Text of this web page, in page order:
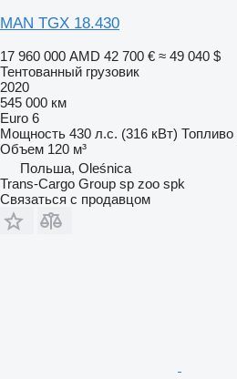
MAN TGX 18.430
17 960 000 AMD 42 700 € ≈ 49 040 $
Тентованный грузовик
2020
545 000 км
Euro 6
Мощность 430 л.с. (316 кВт) Топливо
Объем 120 м³
Польша, Oleśnica
Trans-Cargo Group sp zoo spk
Связаться с продавцом